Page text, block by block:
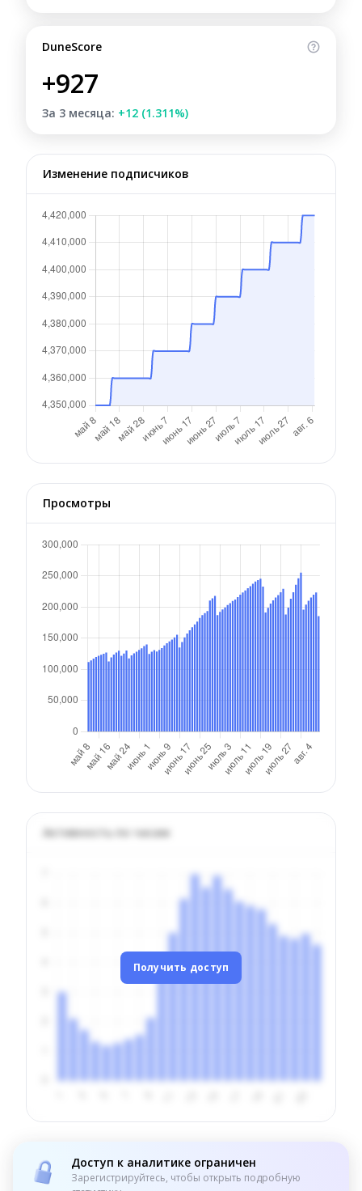
DuneScore
+927
За 3 месяца: +12 (1.311%)
Изменение подписчиков
Просмотры
Активность по часам
Получить доступ
Доступ к аналитике ограничен
Зарегистрируйтесь, чтобы открыть подробную